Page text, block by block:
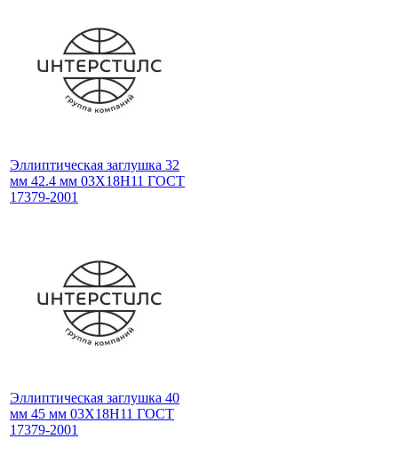
Эллиптическая заглушка 32
мм 42.4 мм 03Х18Н11 ГОСТ
17379-2001
Эллиптическая заглушка 40
мм 45 мм 03Х18Н11 ГОСТ
17379-2001